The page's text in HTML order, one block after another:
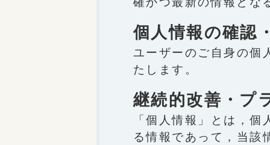
個人情報の確認
ユーザーのご自身の個
たします。
継続的改善・プ
「個人情報」とは，
る情報であって，当該